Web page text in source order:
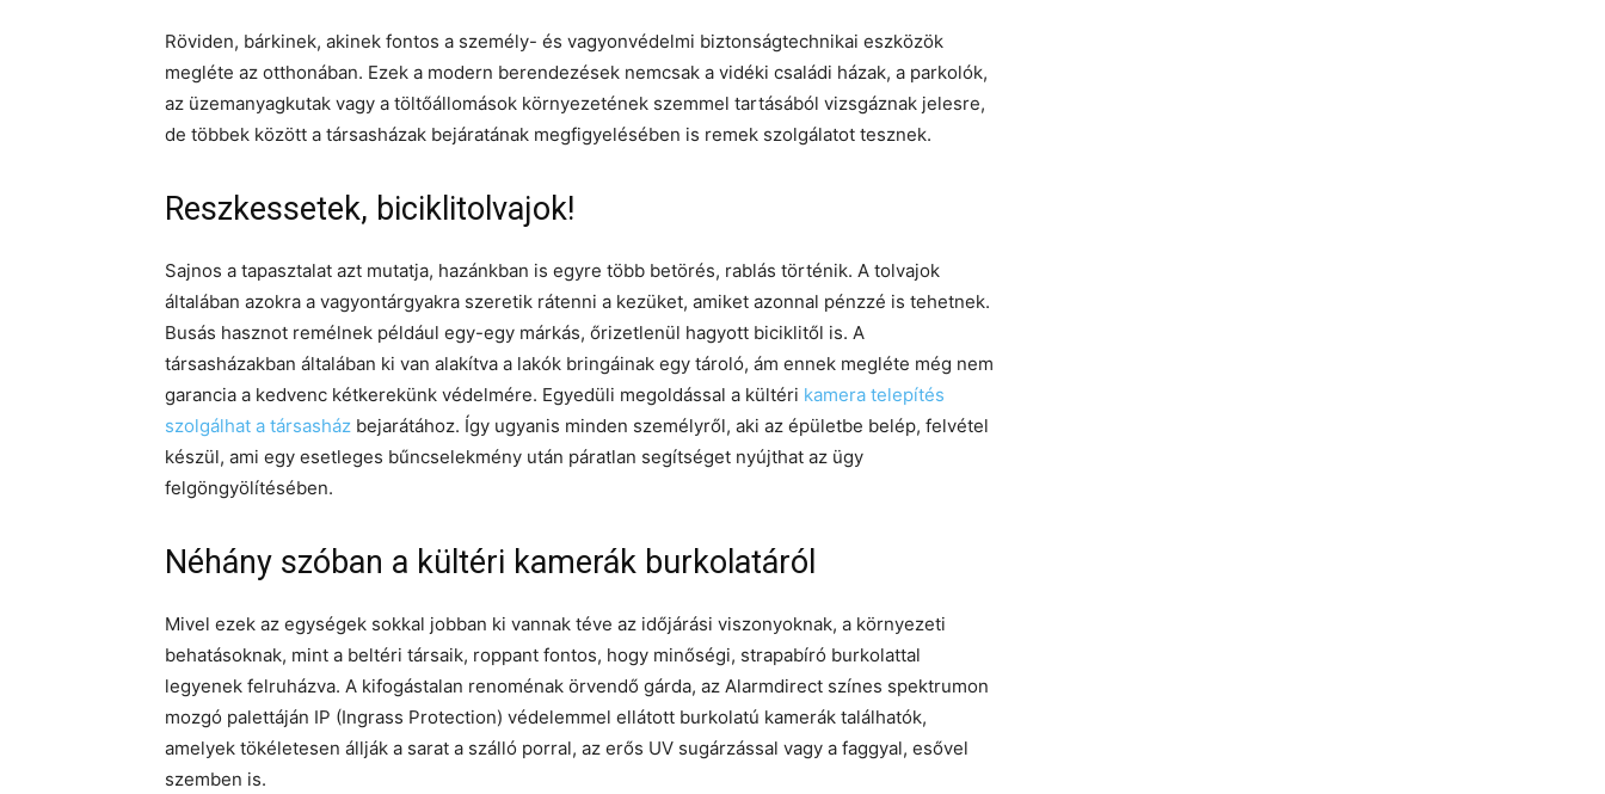
Röviden, bárkinek, akinek fontos a személy- és vagyonvédelmi biztonságtechnikai eszközök
megléte az otthonában. Ezek a modern berendezések nemcsak a vidéki családi házak, a parkolók,
az üzemanyagkutak vagy a töltőállomások környezetének szemmel tartásából vizsgáznak jelesre,
de többek között a társasházak bejáratának megfigyelésében is remek szolgálatot tesznek.
Reszkessetek, biciklitolvajok!
Sajnos a tapasztalat azt mutatja, hazánkban is egyre több betörés, rablás történik. A tolvajok
általában azokra a vagyontárgyakra szeretik rátenni a kezüket, amiket azonnal pénzzé is tehetnek.
Busás hasznot remélnek például egy-egy márkás, őrizetlenül hagyott biciklitől is. A
társasházakban általában ki van alakítva a lakók bringáinak egy tároló, ám ennek megléte még nem
garancia a kedvenc kétkerekünk védelmére. Egyedüli megoldással a kültéri kamera telepítés
szolgálhat a társasház bejarátához. Így ugyanis minden személyről, aki az épületbe belép, felvétel
készül, ami egy esetleges bűncselekmény után páratlan segítséget nyújthat az ügy
felgöngyölítésében.
Néhány szóban a kültéri kamerák burkolatáról
Mivel ezek az egységek sokkal jobban ki vannak téve az időjárási viszonyoknak, a környezeti
behatásoknak, mint a beltéri társaik, roppant fontos, hogy minőségi, strapabíró burkolattal
legyenek felruházva. A kifogástalan renoménak örvendő gárda, az Alarmdirect színes spektrumon
mozgó palettáján IP (Ingrass Protection) védelemmel ellátott burkolatú kamerák találhatók,
amelyek tökéletesen állják a sarat a szálló porral, az erős UV sugárzással vagy a faggyal, esővel
szemben is.